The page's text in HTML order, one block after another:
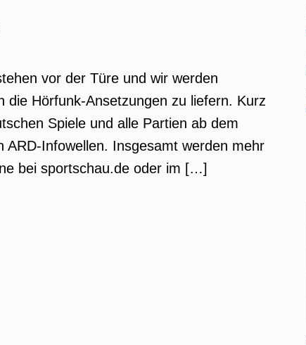
vor der Türe und wir werden
die Hörfunk-Ansetzungen zu liefern. Kurz
Spiele und alle Partien ab dem
ARD-Infowellen. Insgesamt werden mehr
bei sportschau.de oder im […]